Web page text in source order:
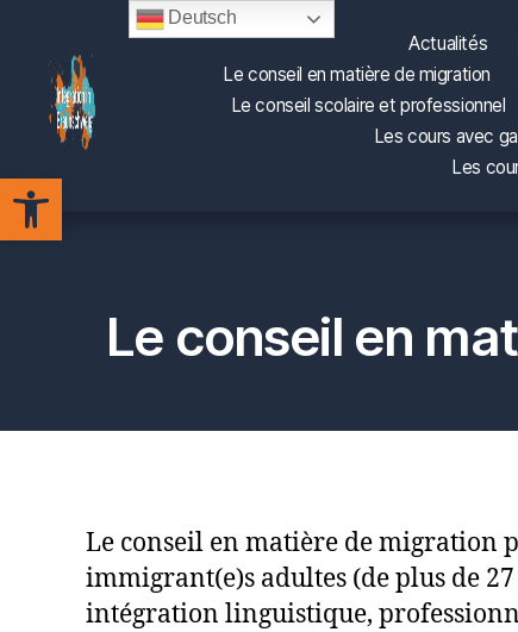
Ouvrir la barre d’outils
in
Actualités
Le conseil en matière de migration
Le conseil scolaire et professionnel
Les cours avec
Les
Le conseil en
Le conseil en matière de migration
immigrant(e)s adultes (de plus de
intégration linguistique,
Deutsch